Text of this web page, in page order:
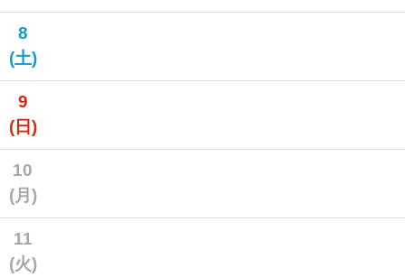
8
(土)
9
(日)
10
(月)
11
(火)